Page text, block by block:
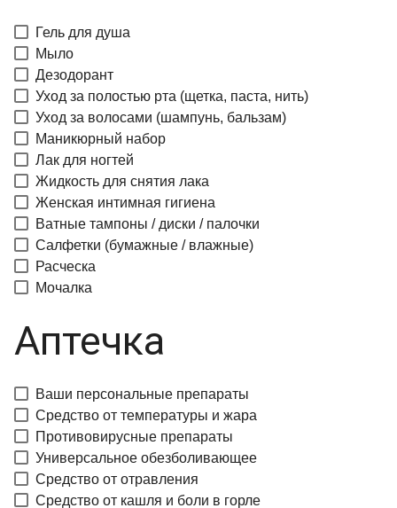
Гель для душа
Мыло
Дезодорант
Уход за полостью рта (щетка, паста, нить)
Уход за волосами (шампунь, бальзам)
Маникюрный набор
Лак для ногтей
Жидкость для снятия лака
Женская интимная гигиена
Ватные тампоны / диски / палочки
Салфетки (бумажные / влажные)
Расческа
Мочалка
Аптечка
Ваши персональные препараты
Средство от температуры и жара
Противовирусные препараты
Универсальное обезболивающее
Средство от отравления
Средство от кашля и боли в горле